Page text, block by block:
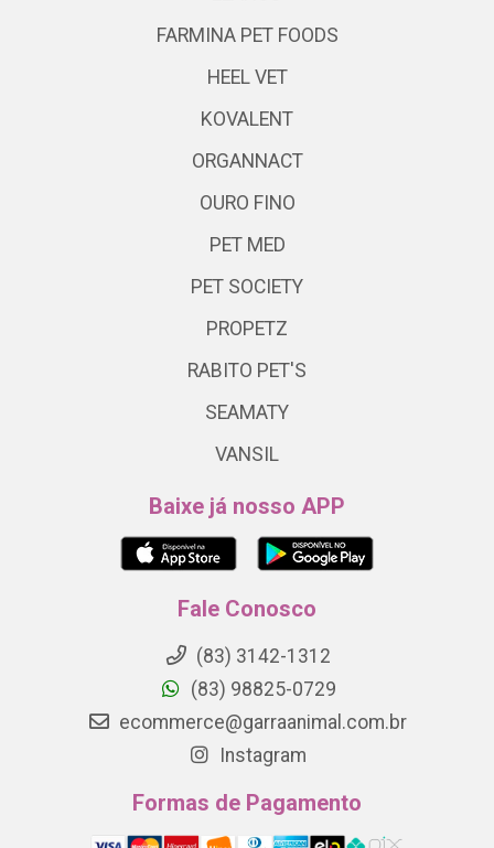
FARMINA PET FOODS
HEEL VET
KOVALENT
ORGANNACT
OURO FINO
PET MED
PET SOCIETY
PROPETZ
RABITO PET'S
SEAMATY
VANSIL
Baixe já nosso APP
Fale Conosco
(83) 3142-1312
(83) 98825-0729
ecommerce@garraanimal.com.br
Instagram
Formas de Pagamento